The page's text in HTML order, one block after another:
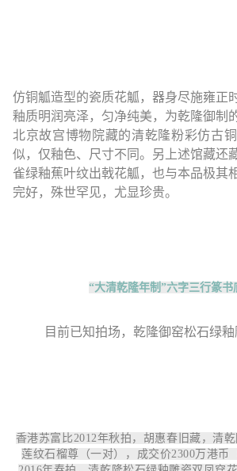
仿铜觚造型的瓷质花觚，器身尽施雍正
釉质明润亮泽，匀净纯美，为乾隆御制
北京故宫博物院藏的清乾隆粉彩仿古
似，仅釉色、尺寸不同。另上述馆藏还
雀绿釉蕉叶纹出戟花觚，也与本品极其
完好，殊世罕见，尤显珍贵。
“大清乾隆年制”六字三行篆书
目前已知拍场，乾隆御窑松石绿釉
香港苏富比2012年秋拍，胡惠春旧藏，清
莲纹石榴尊（一对），成交价2300万港